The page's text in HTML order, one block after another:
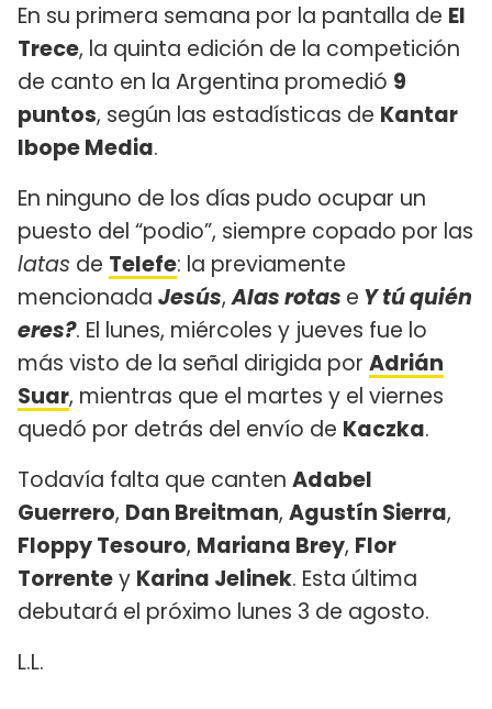
En su primera semana por la pantalla de El
Trece, la quinta edición de la competición
de canto en la Argentina promedió 9
puntos, según las estadísticas de Kantar
Ibope Media.
En ninguno de los días pudo ocupar un
puesto del “podio”, siempre copado por las
latas de Telefe: la previamente
mencionada Jesús,Alas rotas e Y tú quién
eres?. El lunes, miércoles y jueves fue lo
más visto de la señal dirigida por Adrián
Suar, mientras que el martes y el viernes
quedó por detrás del envío de Kaczka.
Todavía falta que canten Adabel
Guerrero, Dan Breitman, Agustín Sierra,
Floppy Tesouro, Mariana Brey, Flor
Torrentey Karina Jelinek. Esta última
debutará el próximo lunes 3 de agosto.
L.L.